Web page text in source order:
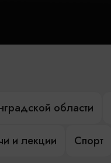
области
и лекции Спорт